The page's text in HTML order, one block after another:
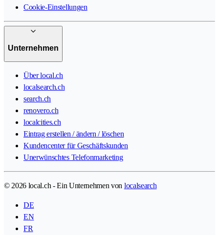
Cookie-Einstellungen
Unternehmen
Über local.ch
localsearch.ch
search.ch
renovero.ch
localcities.ch
Eintrag erstellen / ändern / löschen
Kundencenter für Geschäftskunden
Unerwünschtes Telefonmarketing
© 2026 local.ch - Ein Unternehmen von localsearch
DE
EN
FR